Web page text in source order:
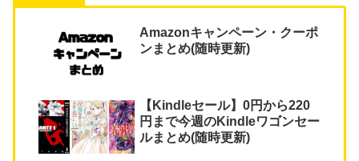
Amazonキャンペーン・クーポ
ンまとめ(随時更新)
【Kindleセール】0円から220
円まで今週のKindleワゴンセー
ルまとめ(随時更新)